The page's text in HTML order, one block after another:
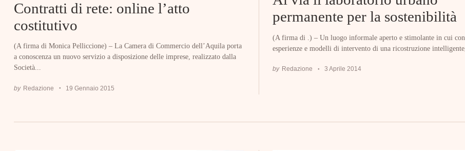
Contratti di rete: online l’atto
costitutivo
(A firma di Monica Pelliccione) – La Camera di Commercio dell’Aquila porta
a conoscenza un nuovo servizio a disposizione delle imprese, realizzato dalla
Società...
by Redazione 19 Gennaio 2015
permanente per la sostenibilità
(A firma di .) – Un luogo informale aperto e stimolante in cui
esperienze e modelli di intervento di una ricostruzione
by Redazione 3 Aprile 2014